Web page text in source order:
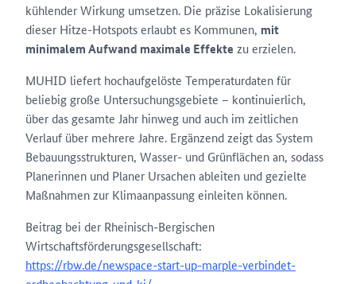
kühlender Wirkung umsetzen. Die präzise Lokalisierung
dieser Hitze-Hotspots erlaubt es Kommunen, mit
minimalem Aufwand maximale Effekte zu erzielen.
MUHID liefert hochaufgelöste Temperaturdaten für
beliebig große Untersuchungsgebiete – kontinuierlich,
über das gesamte Jahr hinweg und auch im zeitlichen
Verlauf über mehrere Jahre. Ergänzend zeigt das System
Bebauungsstrukturen, Wasser- und Grünflächen an, sodass
Planerinnen und Planer Ursachen ableiten und gezielte
Maßnahmen zur Klimaanpassung einleiten können.
Beitrag bei der Rheinisch-Bergischen
Wirtschaftsförderungsgesellschaft:
https://rbw.de/newspace-start-up-marple-verbindet-